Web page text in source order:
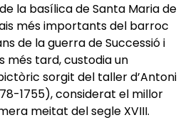
la basílica de Santa Maria de
més importants del barroc
de la guerra de Successió i
més tard, custodia un
sorgit del taller d’Antoni
1755), considerat el millor
meitat del segle XVIII.